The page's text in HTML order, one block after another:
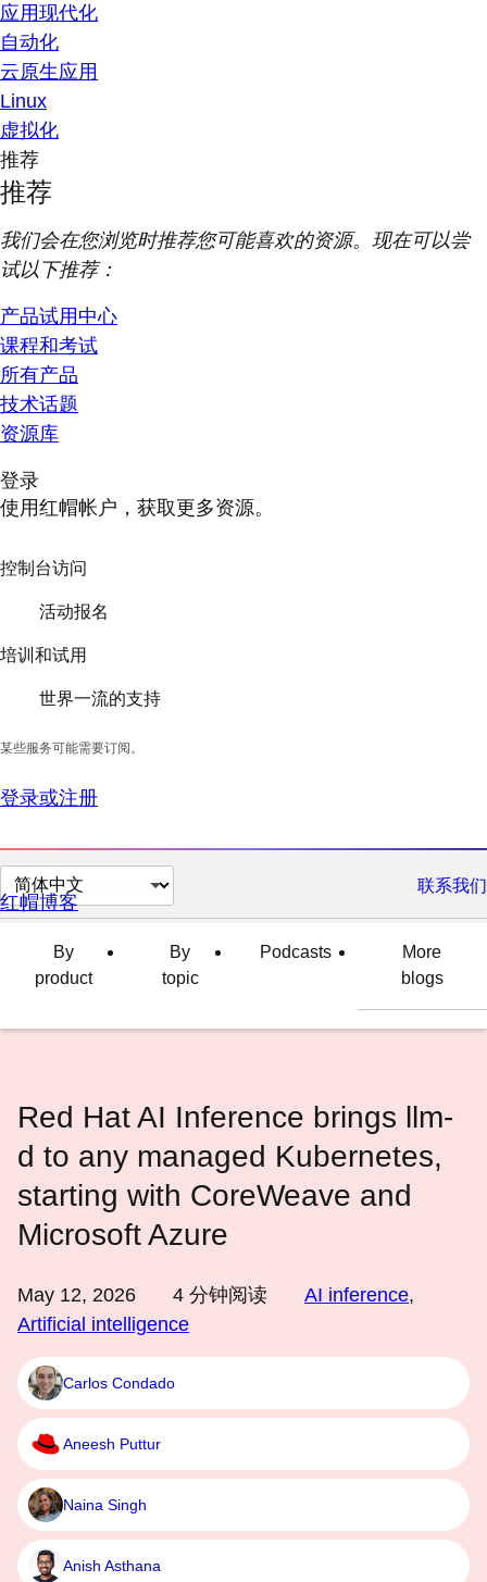
应用现代化
自动化
云原生应用
Linux
虚拟化
推荐
推荐
我们会在您浏览时推荐您可能喜欢的资源。现在可以尝
试以下推荐：
产品试用中心
课程和考试
所有产品
技术话题
资源库
登录
使用红帽帐户，获取更多资源。
控制台访问
活动报名
培训和试用
世界一流的支持
某些服务可能需要订阅。
登录或注册
切
换
言
联系我们
红帽博客
By
product
By
topic
Podcasts
More
blogs
Red Hat AI Inference brings llm-
d to any managed Kubernetes,
starting with CoreWeave and
Microsoft Azure
May 12, 2026 4 分钟阅读 AI inference,
Artificial intelligence
Carlos Condado
Aneesh Puttur
Naina Singh
Anish Asthana